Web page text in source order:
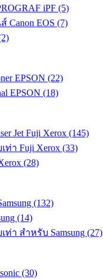
iPF (5)
Canon EOS (7)
EPSON (22)
EPSON (18)
Jet Fuji Xerox (145)
า Fuji Xerox (33)
(28)
(132)
(14)
า สำหรับ Samsung (27)
(30)